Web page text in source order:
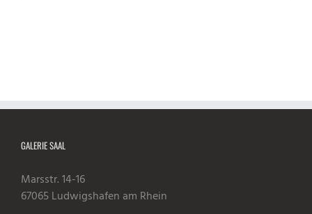
GALERIE SAAL
Marsstr. 14-16
67065 Ludwigshafen am Rhein